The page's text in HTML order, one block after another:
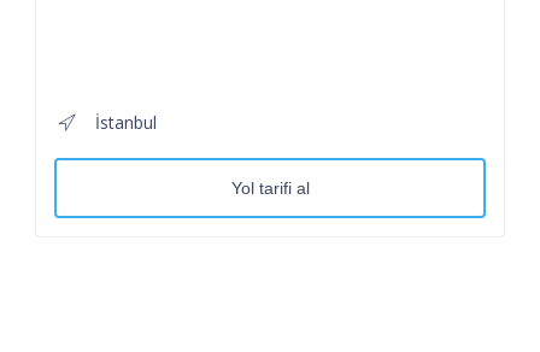
İstanbul
Yol tarifi al